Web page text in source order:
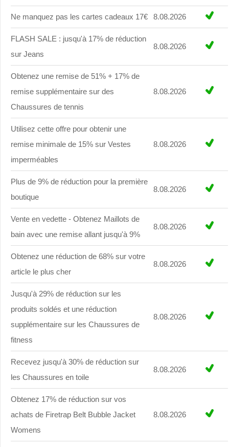
Ne manquez pas les cartes cadeaux 17€ 8.08.2026
FLASH SALE : jusqu'à 17% de réduction
sur Jeans
8.08.2026
Obtenez une remise de 51% + 17% de
remise supplémentaire sur des
Chaussures de tennis
8.08.2026
Utilisez cette offre pour obtenir une
remise minimale de 15% sur Vestes
imperméables
8.08.2026
Plus de 9% de réduction pour la première
boutique
8.08.2026
Vente en vedette - Obtenez Maillots de
bain avec une remise allant jusqu'à 9%
8.08.2026
Obtenez une réduction de 68% sur votre
article le plus cher
8.08.2026
Jusqu'à 29% de réduction sur les
produits soldés et une réduction
supplémentaire sur les Chaussures de
fitness
8.08.2026
Recevez jusqu'à 30% de réduction sur
les Chaussures en toile
8.08.2026
Obtenez 17% de réduction sur vos
achats de Firetrap Belt Bubble Jacket
Womens
8.08.2026